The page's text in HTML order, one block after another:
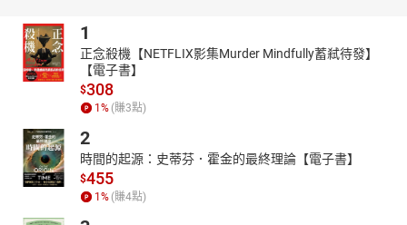
1
正念殺機【NETFLIX影集Murder Mindfully蓄弒待發】
【電子書】
$308
1 % (賺3點)
2
時間的起源：史蒂芬．霍金的最終理論【電子書】
$455
1 % (賺4點)